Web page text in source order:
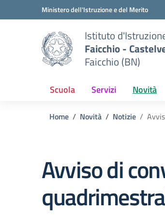
Vai ai contenuti
Vai al menu di navigazioneMinistero dell'Istruzione e del Merito
Istituto
Faicchio -
Faicchio (BN)
Scuola Servizi Novità
Home Novità Notizie
Avviso di